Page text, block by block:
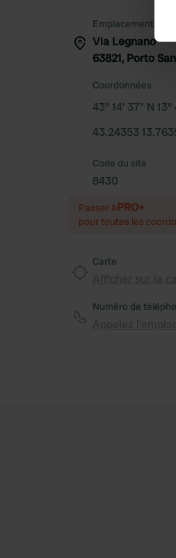
Emplacement
Via Legnano
63821, Porto
Coordonnées
43° 14' 37" N
43.24353
Code du site
8430
Passer àPRO+
pour toutes les
Carte
Numéro de